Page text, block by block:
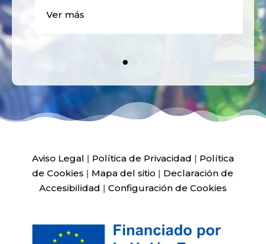
Ver más
Aviso Legal | Política de Privacidad | Política
de Cookies | Mapa del sitio | Declaración de
Accesibilidad | Configuración de Cookies